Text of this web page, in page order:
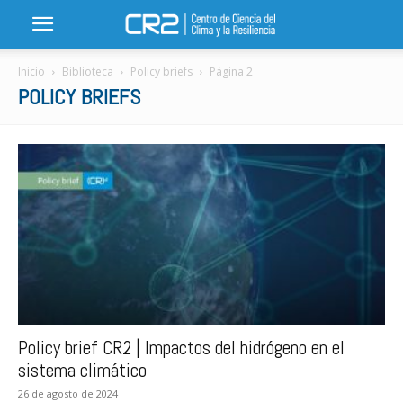
Inicio Biblioteca Policy briefs Página 2
POLICY BRIEFS
Policy brief CR2 | Impactos del hidrógeno en el
sistema climático
26 de agosto de 2024